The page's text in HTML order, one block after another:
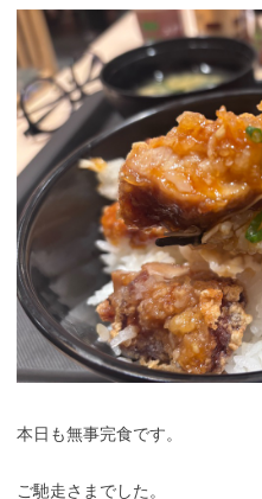
本日も無事完食です。
ご馳走さまでした。